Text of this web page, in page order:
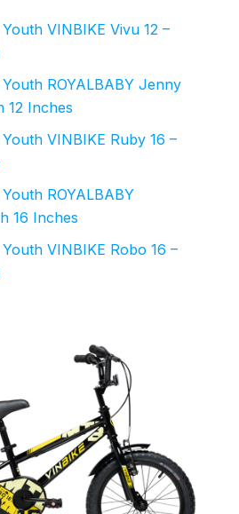
VINBIKE Vivu 12 –
ROYALBABY Jenny
12 Inches
VINBIKE Ruby 16 –
ROYALBABY
16 Inches
VINBIKE Robo 16 –